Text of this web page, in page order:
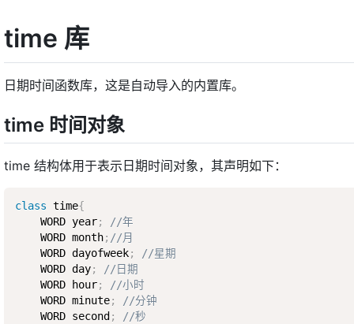
time 库
日期时间函数库，这是自动导入的内置库。
time 时间对象
time 结构体用于表示日期时间对象，其声明如下：
class time{
    WORD year
;
//年
    WORD month
; //月
    WORD dayofweek
;
//星期
    WORD day
;
//日期
    WORD hour
;
//小时
    WORD minute
;
//分钟
    WORD second
;
//秒